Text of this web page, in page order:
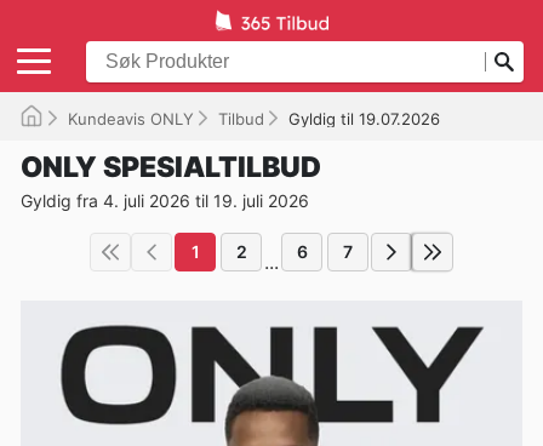
Kundeavis ONLY Tilbud Gyldig til 19.07.2026
ONLY SPESIALTILBUD
Gyldig fra 4. juli 2026 til 19. juli 2026
1 2 ... 6 7